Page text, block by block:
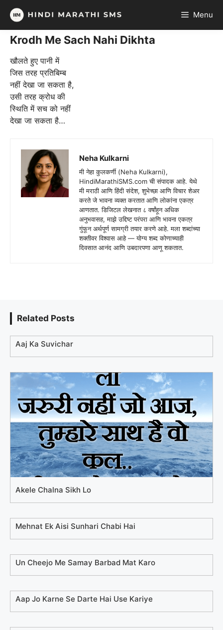
Skip
content
Menu
Krodh Me Sach Nahi Dikhta
खौलते हुए पानी में
जिस तरह प्रतिबिम्ब
नहीं देखा जा सकता है,
उसी तरह क्रोध की
स्थिति में सच को नहीं
देखा जा सकता है…
Neha Kulkarni
मी नेहा कुलकर्णी (Neha Kulkarni),
HindiMarathiSMS.com ची संपादक आहे. येथे
मी मराठी आणि हिंदी संदेश, शुभेच्छा आणि विचार शेअर
करते जे भावना व्यक्त करतात आणि लोकांना एकत्र
आणतात. डिजिटल लेखनात ८ वर्षांहून अधिक
अनुभवासह, माझे उद्दिष्ट परंपरा आणि भावना एकत्र
गुंफून अर्थपूर्ण सामग्री तयार करणे आहे. मला शब्दांच्या
शक्तीवर विश्वास आहे — योग्य शब्द कोणाच्याही
दिवसात आनंद आणि उबदारपणा आणू शकतात.
Related Posts
Aaj Ka Suvichar
Akele Chalna Sikh Lo
Mehnat Ek Aisi Sunhari Chabi Hai
Un Cheejo Me Samay Barbad Mat Karo
Aap Jo Karne Se Darte Hai Use Kariye